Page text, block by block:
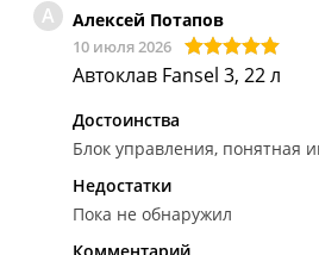
А Алексей Потапов
10 июля 2026
Автоклав Fansel 3, 22 л
Достоинства
Блок управления, понятная
Недостатки
Пока не обнаружил
Комментарий